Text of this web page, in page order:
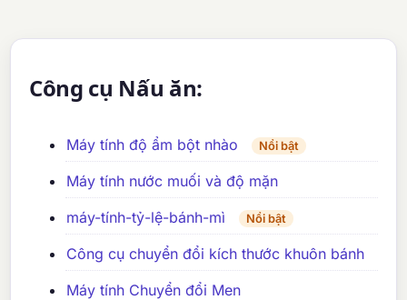
Công cụ Nấu ăn:
Máy tính độ ẩm bột nhào Nổi bật
Máy tính nước muối và độ mặn
máy-tính-tỷ-lệ-bánh-mì
Nổi bật
Công cụ chuyển đổi kích thước khuôn bánh
Máy tính Chuyển đổi Men